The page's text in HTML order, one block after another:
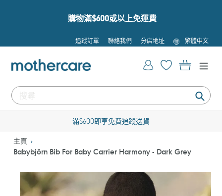
購物滿$600或以上免運費
追蹤訂單 聯絡我們 分店地址
語
言
繁體中文
提
登入 購物車
滿$600即享免費追蹤送貨
主頁
Babybjörn Bib For Baby Carrier Harmony - Dark Grey